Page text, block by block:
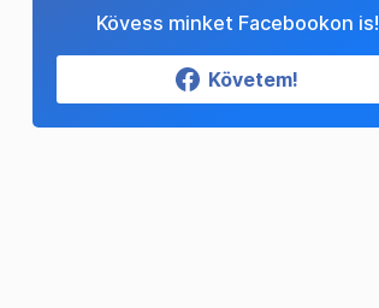
Kövess minket Facebookon is!
Követem!